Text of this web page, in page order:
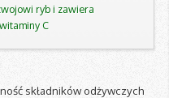
ryb i zawiera
C
składników odżywczych